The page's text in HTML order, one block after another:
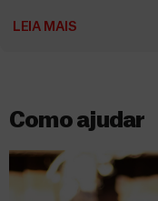
LEIA MAIS
Como ajudar